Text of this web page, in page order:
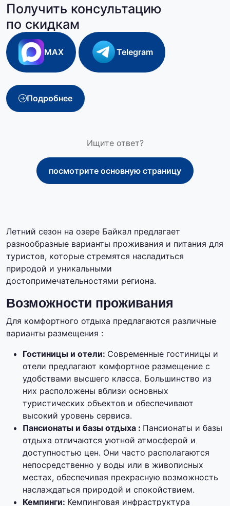
Получить консультацию
по скидкам
MAX Telegram
Подробнее
Ищите ответ?
посмотрите основную страницу
Летний сезон на озере Байкал предлагает
разнообразные варианты проживания и питания для
туристов, которые стремятся насладиться
природой и уникальными
достопримечательностями региона.
Возможности проживания
Для комфортного отдыха предлагаются различные
варианты размещения :
Гостиницы и отели: Современные гостиницы и
отели предлагают комфортное размещение с
удобствами высшего класса. Большинство из
них расположены вблизи основных
туристических объектов и обеспечивают
высокий уровень сервиса.
Пансионаты и базы отдыха : Пансионаты и базы
отдыха отличаются уютной атмосферой и
доступностью цен. Они часто располагаются
непосредственно у воды или в живописных
местах, обеспечивая прекрасную возможность
наслаждаться природой и спокойствием.
Кемпинги: Кемпинговая инфраструктура